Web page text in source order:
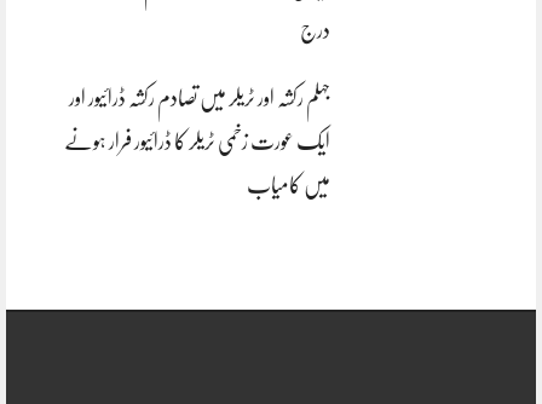
درج
جہلم رکشہ اور ٹریلر میں تصادم رکشہ ڈرائیور اور
ایک عورت زخمی ٹریلر کا ڈرائیور فرار ہونے
میں کامیاب